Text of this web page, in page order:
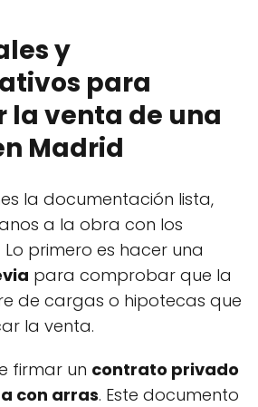
y
para
la venta de una
Madrid
la documentación lista,
a la obra con los
primero es hacer una
para comprobar que la
de cargas o hipotecas que
la venta.
firmar un contrato privado
con arras. Este documento